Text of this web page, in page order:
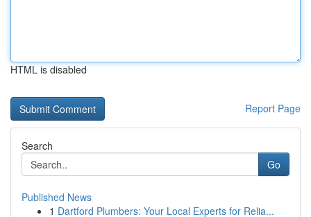
HTML is disabled
Report Page
Search
Go
Published News
1 Dartford Plumbers: Your Local Experts for Relia...